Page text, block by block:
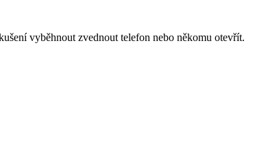
vyběhnout zvednout telefon nebo někomu otevřít.